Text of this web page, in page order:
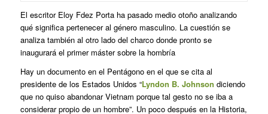
El escritor Eloy Fdez Porta ha pasado medio otoño analizando
qué significa pertenecer al género masculino. La cuestión se
analiza también al otro lado del charco donde pronto se
inaugurará el primer máster sobre la hombría
Hay un documento en el Pentágono en el que se cita al
presidente de los Estados Unidos “Lyndon B. Johnson diciendo
que no quiso abandonar Vietnam porque tal gesto no se iba a
considerar propio de un hombre”. Un poco después en la Historia,